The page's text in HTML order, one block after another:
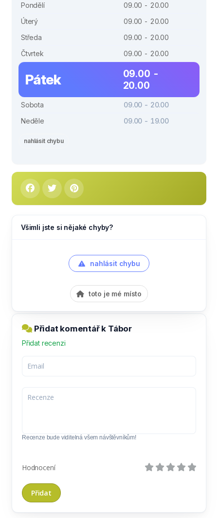
Pondělí
09.00 - 20.00
Úterý
09.00 - 20.00
Středa
09.00 - 20.00
Čtvrtek
09.00 - 20.00
Pátek
09.00 -
20.00
Sobota
09.00 - 20.00
Neděle
09.00 - 19.00
nahlásit chybu
Všimli jste si nějaké chyby?
nahlásit chybu
toto je mé místo
Přidat komentář k Tábor
Přidat recenzi
Recenze bude viditelná všem návštěvníkům!
Hodnocení